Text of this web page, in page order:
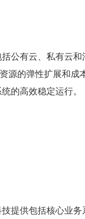
公有云、私有云
源的弹性扩展和
的高效稳定运行。
提供包括核心业